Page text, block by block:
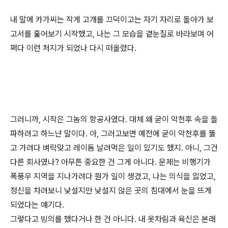
내 말에 카가씨는 작게 고개를 끄덕이고는 자기 자리로 돌아가 보
고서를 훑어보기 시작했고, 나는 그 모습을 곁눈질로 바라보며 어
쩌다 이런 처지가 되었나 다시 떠올렸다.
그러니까, 시작은 그놈의 항공사였다. 대체 왜 굳이 악천후 속을 돌
파하려고 하느냔 말이다. 아, 그러고보면 예전에 굳이 악천후를 뚫
고 가려다 벼락맞고 레이돔 날려먹은 일이 있기도 했지. 아니, 그건
다른 회사였나? 아무튼 중요한 건 그게 아니다. 문제는 비행기가
폭풍우 지역을 지나가려다 뭔가 일이 생겼고, 나는 의식을 잃었고,
정신을 차려보니 낯설지만 낯설지 않은 곳의 침대에서 눈을 뜨게
되었다는 얘기다.
그렇다고 빙의를 했다거나 한 건 아니다. 내 옷차림과 육신은 본래